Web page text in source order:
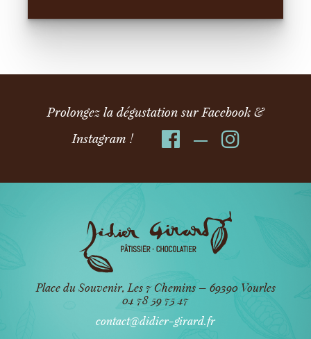
Prolongez la dégustation sur Facebook &
Instagram !
Place du Souvenir, Les 7 Chemins – 69390 Vourles
04 78 59 75 47
contact@didier-girard.fr